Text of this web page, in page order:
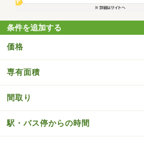
条件を追加する
価格
専有面積
間取り
駅・バス停からの時間